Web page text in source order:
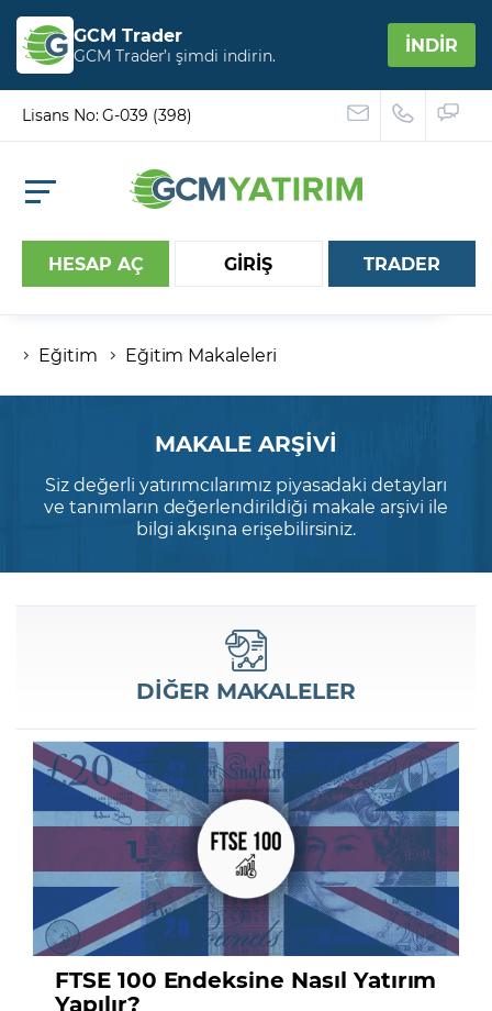
GCM Trader
GCM Trader’ı şimdi indirin. İNDİR
Lisans No: G-039 (398)
HESAP AÇ GİRİŞ
Hesap numaranız
TRADER
Eğitim Eğitim Makaleleri
MAKALE ARŞİVİ
Siz değerli yatırımcılarımız piyasadaki detayları
ve tanımların değerlendirildiği makale arşivi ile
bilgi akışına erişebilirsiniz.
DİĞER MAKALELER
FTSE 100 Endeksine Nasıl Yatırım
Yapılır?